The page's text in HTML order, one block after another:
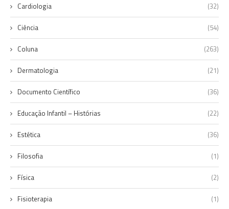
Cardiologia (32)
Ciência (54)
Coluna (263)
Dermatologia (21)
Documento Científico (36)
Educação Infantil – Histórias (22)
Estética (36)
Filosofia (1)
Física (2)
Fisioterapia (1)